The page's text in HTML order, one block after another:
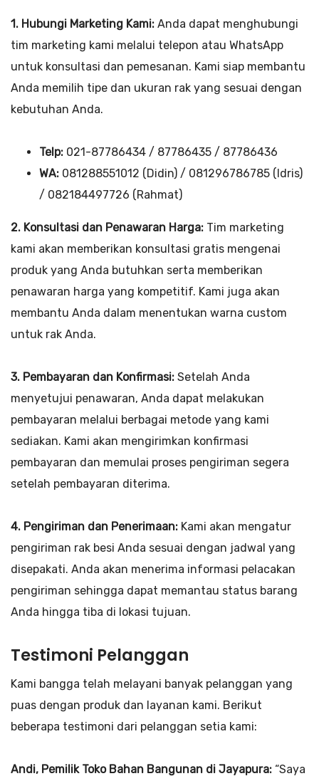
1. Hubungi Marketing Kami: Anda dapat menghubungi
tim marketing kami melalui telepon atau WhatsApp
untuk konsultasi dan pemesanan. Kami siap membantu
Anda memilih tipe dan ukuran rak yang sesuai dengan
kebutuhan Anda.
Telp: 021-87786434 / 87786435 / 87786436
WA: 081288551012 (Didin) / 081296786785 (Idris)
/ 082184497726 (Rahmat)
2. Konsultasi dan Penawaran Harga: Tim marketing
kami akan memberikan konsultasi gratis mengenai
produk yang Anda butuhkan serta memberikan
penawaran harga yang kompetitif. Kami juga akan
membantu Anda dalam menentukan warna custom
untuk rak Anda.
3. Pembayaran dan Konfirmasi: Setelah Anda
menyetujui penawaran, Anda dapat melakukan
pembayaran melalui berbagai metode yang kami
sediakan. Kami akan mengirimkan konfirmasi
pembayaran dan memulai proses pengiriman segera
setelah pembayaran diterima.
4. Pengiriman dan Penerimaan: Kami akan mengatur
pengiriman rak besi Anda sesuai dengan jadwal yang
disepakati. Anda akan menerima informasi pelacakan
pengiriman sehingga dapat memantau status barang
Anda hingga tiba di lokasi tujuan.
Testimoni Pelanggan
Kami bangga telah melayani banyak pelanggan yang
puas dengan produk dan layanan kami. Berikut
beberapa testimoni dari pelanggan setia kami:
Andi, Pemilik Toko Bahan Bangunan di Jayapura: “Saya